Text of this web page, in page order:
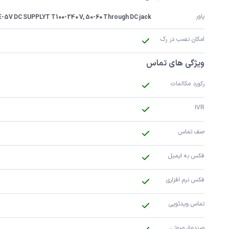
پاور 5V DC SUPPLYT T100-240 V, 50-60 Through DC jack
امکان نصب در رک
ویژگی های تماس
رکورد مکالمات
IVR
صف تماس
فکس به ایمیل
فکس نرم افزاری
تماس ویدئویی